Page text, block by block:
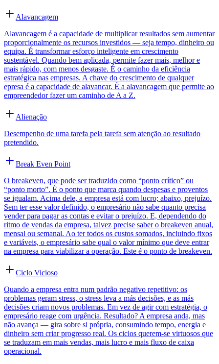
Alavancagem
Alavancagem é a capacidade de multiplicar resultados sem aumentar
proporcionalmente os recursos investidos — seja tempo, dinheiro ou
equipa. É transformar esforço inteligente em crescimento
sustentável. Quando bem aplicada, permite fazer mais, melhor e
mais rápido, com menos desgaste. É o caminho da eficiência
estratégica nas empresas. A chave do crescimento de qualquer
epresa é a capacidade de alavancar. É a alavancagem que permite ao
empreendedor fazer um caminho de A a Z.
Alienação
Desempenho de uma tarefa pela tarefa sem atenção ao resultado
pretendido.
Break Even Point
O breakeven, que pode ser traduzido como “ponto crítico” ou
“ponto morto”. É o ponto que marca quando despesas e proventos
se igualam. Acima dele, a empresa está com lucro; abaixo, prejuízo.
Sem ter esse valor definido, o empresário não sabe quanto precisa
vender para pagar as contas e evitar o prejuízo. E, dependendo do
ritmo de vendas da empresa, talvez precise saber o breakeven anual,
mensal ou semanal. Ao ter todos os custos somados, incluindo fixos
e variáveis, o empresário sabe qual o valor mínimo que deve entrar
na empresa para viabilizar a operação. Este é o ponto de breakeven.
Ciclo Vicioso
Quando a empresa entra num padrão negativo repetitivo: os
problemas geram stress, o stress leva a más decisões, e as más
decisões criam novos problemas. Em vez de agir com estratégia, o
empresário reage com urgência. Resultado? A empresa anda, mas
não avança — gira sobre si própria, consumindo tempo, energia e
dinheiro sem criar progresso real. Os ciclos querem-se virtuosos que
se traduzam em mais vendas, mais lucro e mais fluxo de caixa
operacional.